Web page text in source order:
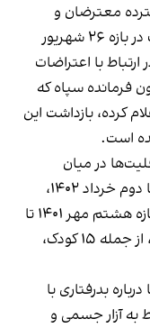
معترضان و
حامیان آنها در جریان خیزش انقلابی گفت در بازه ۲۶ شهریور
حدود ۲۰ هزار نفر در ارتباط با اعتراضات
فرمانده سپاه که
را ۱۵ سال اعلام کرده، بازداشت این
است.
در میان
بازداشت‌شدگان گفت از ۲۵ شهریور ۱۴۰۱ تا دوم خرداد ۱۴۰۲،
دست‌کم دو هزار و ۱۲۹ معترض کرد و در بازه هشتم مهر ۱۴۰۱ تا
۱۱ بهمن ۱۴۰۱، دست‌کم ۹۳ معترض بلوچ، از جمله ۱۵ کودک،
بدرفتاری با
به آزار جسمی و